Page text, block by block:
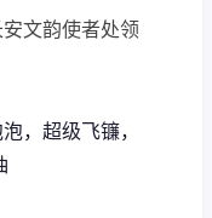
文韵使者处领
，超级飞镰，